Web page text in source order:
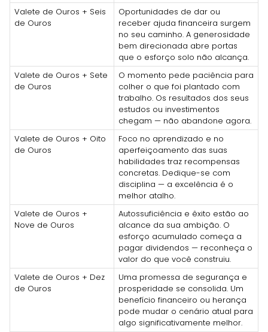
Valete de Ouros + Seis
de Ouros
Oportunidades de dar ou
receber ajuda financeira surgem
no seu caminho. A generosidade
bem direcionada abre portas
que o esforço solo não alcança.
Valete de Ouros + Sete
de Ouros
O momento pede paciência para
colher o que foi plantado com
trabalho. Os resultados dos seus
estudos ou investimentos
chegam — não abandone agora.
Valete de Ouros + Oito
de Ouros
Foco no aprendizado e no
aperfeiçoamento das suas
habilidades traz recompensas
concretas. Dedique-se com
disciplina — a excelência é o
melhor atalho.
Valete de Ouros +
Nove de Ouros
Autossuficiência e êxito estão ao
alcance da sua ambição. O
esforço acumulado começa a
pagar dividendos — reconheça o
valor do que você construiu.
Valete de Ouros + Dez
de Ouros
Uma promessa de segurança e
prosperidade se consolida. Um
benefício financeiro ou herança
pode mudar o cenário atual para
algo significativamente melhor.